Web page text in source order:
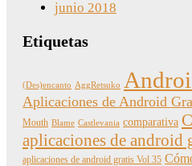
junio 2018
Etiquetas
(Des)encanto AggRetsuko
Aplicaciones de Android
Mouth Blame Castlevania comparativa
aplicaciones de android
aplicaciones de android gratis Vol 35